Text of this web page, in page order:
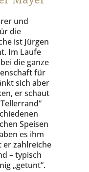
und
die
ist Jürgen
Im Laufe
die ganze
für
sich aber
er schaut
Speisen
es ihm
er zahlreiche
– typisch
„getunt“.